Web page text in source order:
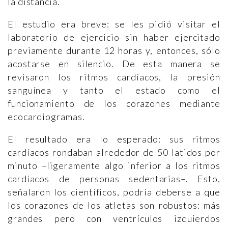
El estudio era breve: se les pidió visitar el
laboratorio de ejercicio sin haber ejercitado
previamente durante 12 horas y, entonces, sólo
acostarse en silencio. De esta manera se
revisaron los ritmos cardíacos, la presión
sanguínea y tanto el estado como el
funcionamiento de los corazones mediante
ecocardiogramas.
El resultado era lo esperado: sus ritmos
cardíacos rondaban alrededor de 50 latidos por
minuto –ligeramente algo inferior a los ritmos
cardíacos de personas sedentarias–. Esto,
señalaron los científicos, podría deberse a que
los corazones de los atletas son robustos: más
grandes pero con ventrículos izquierdos